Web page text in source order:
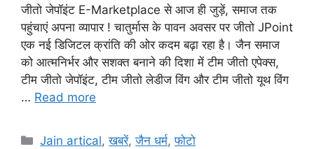
जीतो जेपॉइंट E-Marketplace से आज ही जुड़ें, समाज तक
पहुंचाएं अपना व्यापार ! चातुर्मास के पावन अवसर पर जीतो JPoint
एक नई डिजिटल क्रांति की ओर कदम बढ़ा रहा है। जैन समाज
को आत्मनिर्भर और सशक्त बनाने की दिशा में टीम जीतो एपेक्स,
टीम जीतो जेपॉइंट, टीम जीतो लेडीज विंग और टीम जीतो यूथ विंग
… Read more
Categories
Jain artical,खबरें,जैन धर्म,फोटो